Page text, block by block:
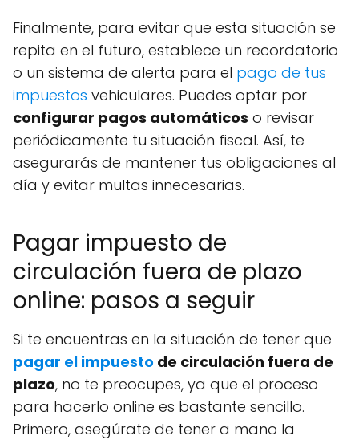
Finalmente, para evitar que esta situación se
repita en el futuro, establece un recordatorio
o un sistema de alerta para el pago de tus
impuestos vehiculares. Puedes optar por
configurar pagos automáticos o revisar
periódicamente tu situación fiscal. Así, te
asegurarás de mantener tus obligaciones al
día y evitar multas innecesarias.
Pagar impuesto de
circulación fuera de plazo
online: pasos a seguir
Si te encuentras en la situación de tener que
pagar el impuesto de circulación fuera de
plazo, no te preocupes, ya que el proceso
para hacerlo online es bastante sencillo.
Primero, asegúrate de tener a mano la